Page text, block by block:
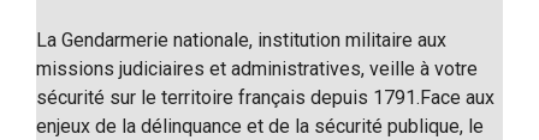
La Gendarmerie nationale, institution militaire aux
missions judiciaires et administratives, veille à votre
sécurité sur le territoire français depuis 1791.Face aux
enjeux de la délinquance et de la sécurité publique, le